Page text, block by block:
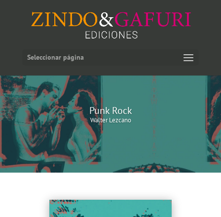
Seleccionar página
Punk Rock
Walter Lezcano